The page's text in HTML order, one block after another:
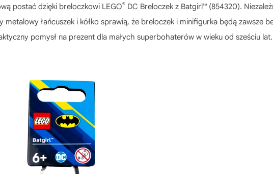
postać dzięki breloczkowi LEGO® DC Breloczek z Batgirl™ (854320).
łańcuszek i kółko sprawią, że breloczek i minifigurka będą zawsze
pomysł na prezent dla małych superbohaterów w wieku od sześciu lat.